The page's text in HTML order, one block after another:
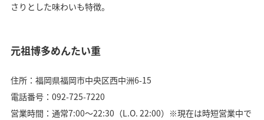
さりとした味わいも特徴。
元祖博多めんたい重
住所：福岡県福岡市中央区西中洲6-15
電話番号：092-725-7220
営業時間：通常7:00〜22:30（L.O. 22:00）※現在は時短営業中で